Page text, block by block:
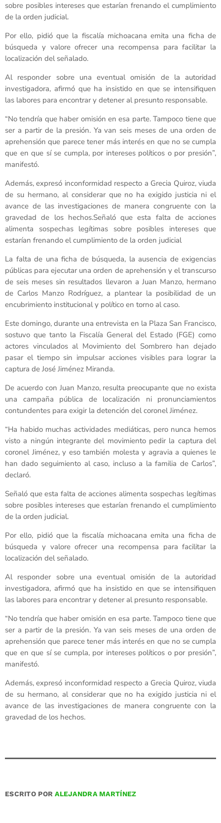
sobre posibles intereses que estarían frenando el cumplimiento
de la orden judicial.
Por ello, pidió que la fiscalía michoacana emita una ficha de
búsqueda y valore ofrecer una recompensa para facilitar la
localización del señalado.
Al responder sobre una eventual omisión de la autoridad
investigadora, afirmó que ha insistido en que se intensifiquen
las labores para encontrar y detener al presunto responsable.
“No tendría que haber omisión en esa parte. Tampoco tiene que
ser a partir de la presión. Ya van seis meses de una orden de
aprehensión que parece tener más interés en que no se cumpla
que en que sí se cumpla, por intereses políticos o por presión”,
manifestó.
Además, expresó inconformidad respecto a Grecia Quiroz, viuda
de su hermano, al considerar que no ha exigido justicia ni el
avance de las investigaciones de manera congruente con la
gravedad de los hechos.Señaló que esta falta de acciones
alimenta sospechas legítimas sobre posibles intereses que
estarían frenando el cumplimiento de la orden judicial
La falta de una ficha de búsqueda, la ausencia de exigencias
públicas para ejecutar una orden de aprehensión y el transcurso
de seis meses sin resultados llevaron a Juan Manzo, hermano
de Carlos Manzo Rodríguez, a plantear la posibilidad de un
encubrimiento institucional y político en torno al caso.
Este domingo, durante una entrevista en la Plaza San Francisco,
sostuvo que tanto la Fiscalía General del Estado (FGE) como
actores vinculados al Movimiento del Sombrero han dejado
pasar el tiempo sin impulsar acciones visibles para lograr la
captura de José Jiménez Miranda.
De acuerdo con Juan Manzo, resulta preocupante que no exista
una campaña pública de localización ni pronunciamientos
contundentes para exigir la detención del coronel Jiménez.
“Ha habido muchas actividades mediáticas, pero nunca hemos
visto a ningún integrante del movimiento pedir la captura del
coronel Jiménez, y eso también molesta y agravia a quienes le
han dado seguimiento al caso, incluso a la familia de Carlos”,
declaró.
Señaló que esta falta de acciones alimenta sospechas legítimas
sobre posibles intereses que estarían frenando el cumplimiento
de la orden judicial.
Por ello, pidió que la fiscalía michoacana emita una ficha de
búsqueda y valore ofrecer una recompensa para facilitar la
localización del señalado.
Al responder sobre una eventual omisión de la autoridad
investigadora, afirmó que ha insistido en que se intensifiquen
las labores para encontrar y detener al presunto responsable.
“No tendría que haber omisión en esa parte. Tampoco tiene que
ser a partir de la presión. Ya van seis meses de una orden de
aprehensión que parece tener más interés en que no se cumpla
que en que sí se cumpla, por intereses políticos o por presión”,
manifestó.
Además, expresó inconformidad respecto a Grecia Quiroz, viuda
de su hermano, al considerar que no ha exigido justicia ni el
avance de las investigaciones de manera congruente con la
gravedad de los hechos.
ESCRITO PORALEJANDRA MARTÍNEZ